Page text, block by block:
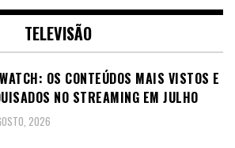
TELEVISÃO
OS CONTEÚDOS MAIS VISTOS E
NO STREAMING EM JULHO
2026